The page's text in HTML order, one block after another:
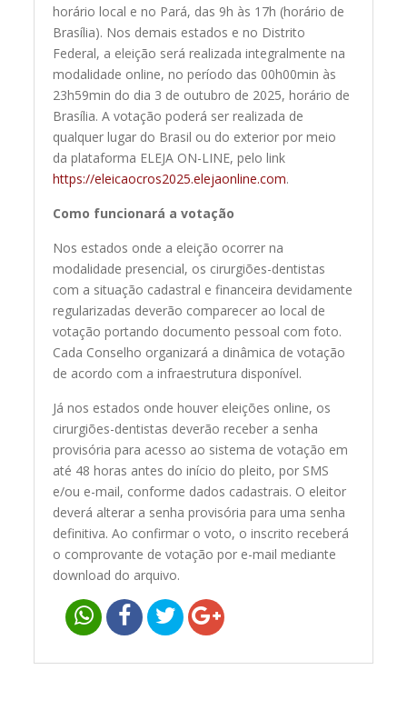
horário local e no Pará, das 9h às 17h (horário de
Brasília). Nos demais estados e no Distrito
Federal, a eleição será realizada integralmente na
modalidade online, no período das 00h00min às
23h59min do dia 3 de outubro de 2025, horário de
Brasília. A votação poderá ser realizada de
qualquer lugar do Brasil ou do exterior por meio
da plataforma ELEJA ON-LINE, pelo link
https://eleicaocros2025.elejaonline.com.
Como funcionará a votação
Nos estados onde a eleição ocorrer na
modalidade presencial, os cirurgiões-dentistas
com a situação cadastral e financeira devidamente
regularizadas deverão comparecer ao local de
votação portando documento pessoal com foto.
Cada Conselho organizará a dinâmica de votação
de acordo com a infraestrutura disponível.
Já nos estados onde houver eleições online, os
cirurgiões-dentistas deverão receber a senha
provisória para acesso ao sistema de votação em
até 48 horas antes do início do pleito, por SMS
e/ou e-mail, conforme dados cadastrais. O eleitor
deverá alterar a senha provisória para uma senha
definitiva. Ao confirmar o voto, o inscrito receberá
o comprovante de votação por e-mail mediante
download do arquivo.